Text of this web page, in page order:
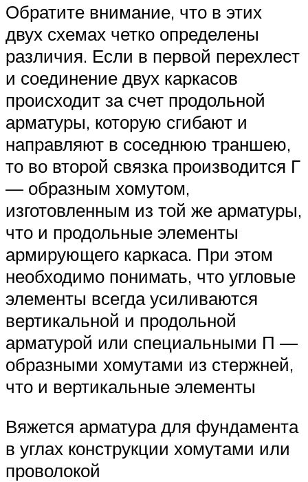
Обратите внимание, что в этих
двух схемах четко определены
различия. Если в первой перехлест
и соединение двух каркасов
происходит за счет продольной
арматуры, которую сгибают и
направляют в соседнюю траншею,
то во второй связка производится Г
— образным хомутом,
изготовленным из той же арматуры,
что и продольные элементы
армирующего каркаса. При этом
необходимо понимать, что угловые
элементы всегда усиливаются
вертикальной и продольной
арматурой или специальными П —
образными хомутами из стержней,
что и вертикальные элементы
Вяжется арматура для фундамента
в углах конструкции хомутами или
проволокой